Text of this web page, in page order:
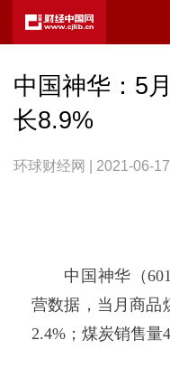
中国神华：5
长8.9%
环球财经网 | 2021-06-
中国神华（
营数据，当月商品
2.4%；煤炭销售量